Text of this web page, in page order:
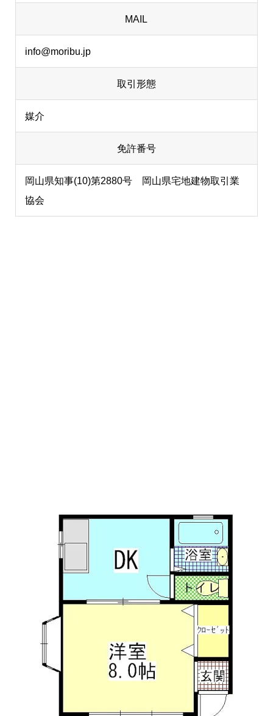
MAIL
info@moribu.jp
取引形態
媒介
免許番号
岡山県知事(10)第2880号 岡山県宅地建物取引業
協会